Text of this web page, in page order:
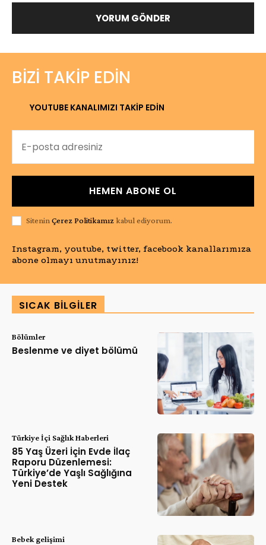
BIZI TAKIP EDIN
YOUTUBE KANALIMIZI TAKİP EDİN
HEMEN ABONE OL
Sitenin Çerez Politikamızkabul ediyorum.
Instagram, youtube, twitter, facebook kanallarımıza
abone olmayı unutmayınız!
SICAK BILGILER
Bölümler
Beslenme ve diyet bölümü
Türkiye İçi Sağlık Haberleri
85 Yaş Üzeri İçin Evde İlaç
Raporu Düzenlemesi:
Türkiye’de Yaşlı Sağlığına
Yeni Destek
Bebek gelişimi